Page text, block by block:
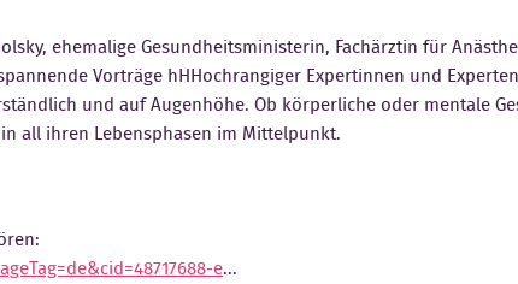
ehemalige Gesundheitsministerin, Fachärztin für
Vorträge hHHochrangiger Expertinnen und
und auf Augenhöhe. Ob körperliche oder mentale
all ihren Lebensphasen im Mittelpunkt.
e...